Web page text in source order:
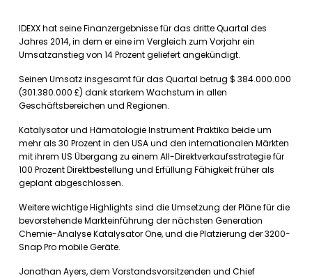
IDEXX hat seine Finanzergebnisse für das dritte Quartal des
Jahres 2014, in dem er eine im Vergleich zum Vorjahr ein
Umsatzanstieg von 14 Prozent geliefert angekündigt.
Seinen Umsatz insgesamt für das Quartal betrug $ 384.000.000
(301.380.000 £) dank starkem Wachstum in allen
Geschäftsbereichen und Regionen.
Katalysator und Hämatologie Instrument Praktika beide um
mehr als 30 Prozent in den USA und den internationalen Märkten
mit ihrem US Übergang zu einem All-Direktverkaufsstrategie für
100 Prozent Direktbestellung und Erfüllung Fähigkeit früher als
geplant abgeschlossen.
Weitere wichtige Highlights sind die Umsetzung der Pläne für die
bevorstehende Markteinführung der nächsten Generation
Chemie-Analyse Katalysator One, und die Platzierung der 3200-
Snap Pro mobile Geräte.
Jonathan Ayers, dem Vorstandsvorsitzenden und Chief